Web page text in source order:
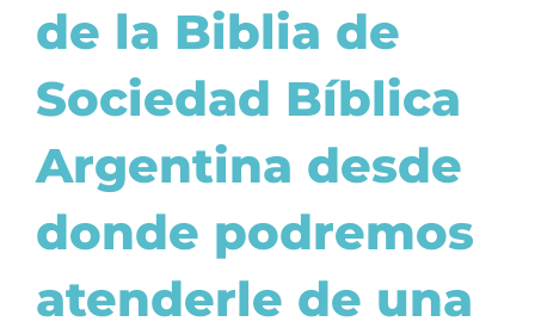
de la Biblia de
Sociedad Bíblica
Argentina desde
donde podremos
atenderle de una